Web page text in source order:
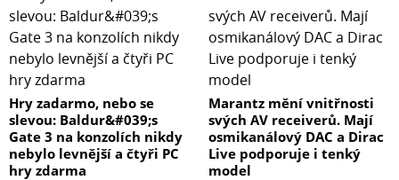
Hry zadarmo, nebo se
slevou: Baldur&#039;s
Gate 3 na konzolích nikdy
nebylo levnější a čtyři PC
hry zdarma
Marantz mění vnitřnosti
svých AV receiverů. Mají
osmikanálový DAC a Dirac
Live podporuje i tenký
model